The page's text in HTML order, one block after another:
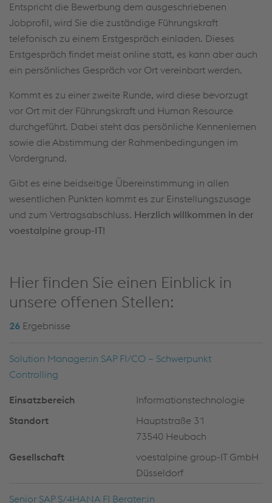
Entspricht die Bewerbung dem ausgeschriebenen
Jobprofil, wird Sie die zuständige Führungskraft
telefonisch zu einem Erstgespräch einladen. Dieses
Erstgespräch findet meist online statt, es kann aber auch
ein persönliches Gespräch vor Ort vereinbart werden.
Kommt es zu einer zweite Runde, wird diese bevorzugt
vor Ort mit der Führungskraft und Human Resource
durchgeführt. Dabei steht das persönliche Kennenlernen
sowie die Abstimmung der Rahmenbedingungen im
Vordergrund.
Gibt es eine beidseitige Übereinstimmung in allen
wesentlichen Punkten kommt es zur Einstellungszusage
und zum Vertragsabschluss. Herzlich willkommen in der
voestalpine group-IT!
Hier finden Sie einen Einblick in
unsere offenen Stellen:
26 Ergebnisse
Solution Manager:in SAP FI/CO – Schwerpunkt
Controlling
Informationstechnologie
Hauptstraße 31
73540 Heubach
voestalpine group-IT GmbH
Düsseldorf
Senior SAP S/4HANA FI Berater:in